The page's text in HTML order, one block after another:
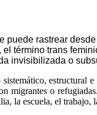
puede rastrear
término trans
invisibilizada o
estructural
migrantes o
la escuela, el